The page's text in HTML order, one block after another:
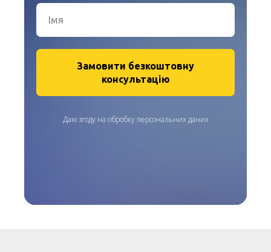
Замовити безкоштовну
консультацію
Даю згоду на обробку персональних даних